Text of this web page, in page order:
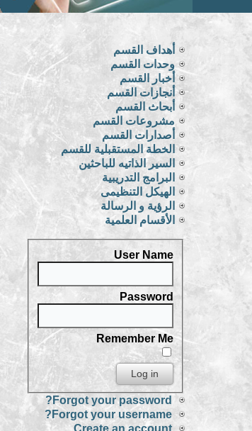
أهداف القسم
وحدات القسم
أخبار القسم
أنجازات القسم
أبحاث القسم
مشروعات القسم
أصدارات القسم
الخطة المستقبلية للقسم
السير الذاتيه للباحثين
البرامج التدريبية
الهيكل التنظيمى
الرؤية و الرسالة
الأقسام العلمية
User Name
Password
Remember Me
Forgot your password?
Forgot your username?
Create an account